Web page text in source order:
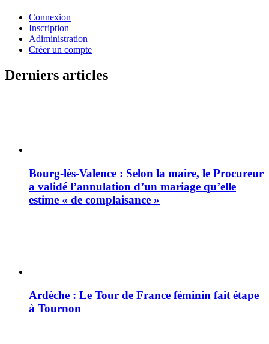
Connexion
Inscription
Adiministration
Créer un compte
Derniers articles
Bourg-lès-Valence : Selon la maire, le Procureur
a validé l’annulation d’un mariage qu’elle
estime « de complaisance »
Ardèche : Le Tour de France féminin fait étape
à Tournon